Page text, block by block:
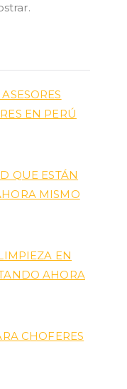
EN PERÚ
QUE ESTÁN
MISMO
EN
AHORA
CHOFERES